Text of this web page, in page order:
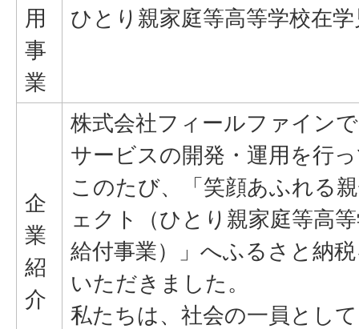
用
事
業
ひとり親家庭等高等学校在
企
業
紹
介
株式会社フィールファイン
サービスの開発・運用を行
このたび、「笑顔あふれる
ェクト（ひとり親家庭等高
給付事業）」へふるさと納
いただきました。
私たちは、社会の一員とし